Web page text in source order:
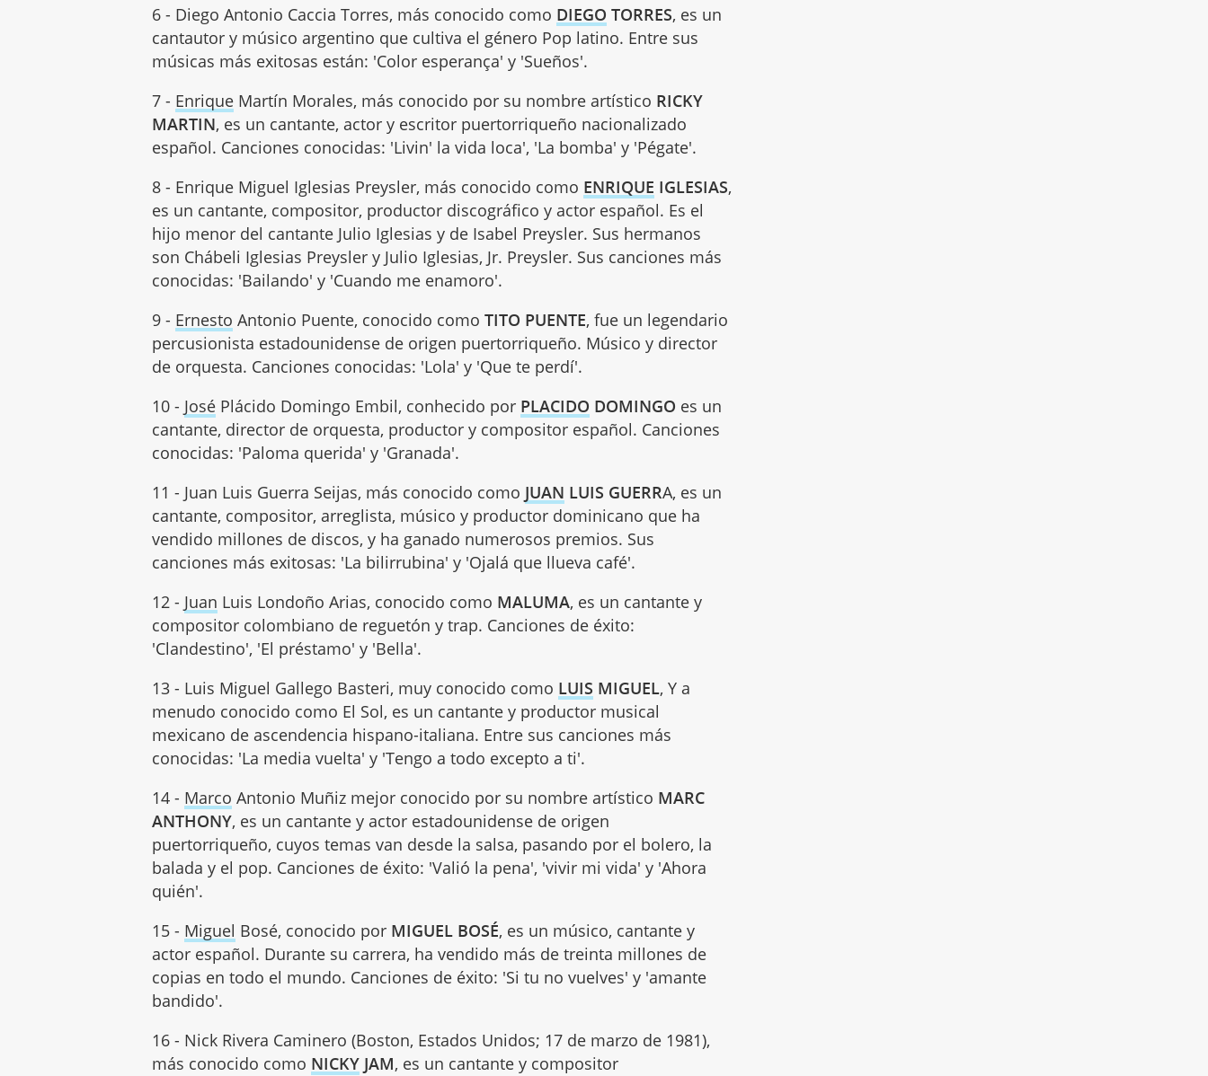
6 - Diego Antonio Caccia Torres, más conocido como DIEGO TORRES, es un
cantautor y músico argentino que cultiva el género Pop latino. Entre sus
músicas más exitosas están: 'Color esperança' y 'Sueños'.
7 - Enrique Martín Morales, más conocido por su nombre artístico RICKY
MARTIN, es un cantante, actor y escritor puertorriqueño nacionalizado
español. Canciones conocidas: 'Livin' la vida loca', 'La bomba' y 'Pégate'.
8 - Enrique Miguel Iglesias Preysler, más conocido como ENRIQUE IGLESIAS,
es un cantante, compositor, productor discográfico y actor español. Es el
hijo menor del cantante Julio Iglesias y de Isabel Preysler. Sus hermanos
son Chábeli Iglesias Preysler y Julio Iglesias, Jr. Preysler. Sus canciones más
conocidas: 'Bailando' y 'Cuando me enamoro'.
9 - Ernesto Antonio Puente, conocido comoTITO PUENTE, fue un legendario
percusionista estadounidense de origen puertorriqueño. Músico y director
de orquesta. Canciones conocidas: 'Lola' y 'Que te perdí'.
10 - José Plácido Domingo Embil, conhecido por PLACIDO DOMINGO es un
cantante, director de orquesta, productor y compositor español. Canciones
conocidas: 'Paloma querida' y 'Granada'.
11 - Juan Luis Guerra Seijas, más conocido como JUAN LUIS GUERRA, es un
cantante, compositor, arreglista, músico y productor dominicano que ha
vendido millones de discos, y ha ganado numerosos premios. Sus
canciones más exitosas: 'La bilirrubina' y 'Ojalá que llueva café'.
12 - Juan Luis Londoño Arias, conocido como MALUMA, es un cantante y
compositor colombiano de reguetón y trap. Canciones de éxito:
'Clandestino', 'El préstamo' y 'Bella'.
13 - Luis Miguel Gallego Basteri, muy conocido como LUIS MIGUEL, Y a
menudo conocido como El Sol, es un cantante y productor musical
mexicano de ascendencia hispano-italiana. Entre sus canciones más
conocidas: 'La media vuelta' y 'Tengo a todo excepto a ti'.
14 - Marco Antonio Muñiz mejor conocido por su nombre artístico MARC
ANTHONY, es un cantante y actor estadounidense de origen
puertorriqueño, cuyos temas van desde la salsa, pasando por el bolero, la
balada y el pop. Canciones de éxito: 'Valió la pena', 'vivir mi vida' y 'Ahora
quién'.
15 - Miguel Bosé, conocido por MIGUEL BOSÉ, es un músico, cantante y
actor español. Durante su carrera, ha vendido más de treinta millones de
copias en todo el mundo. Canciones de éxito: 'Si tu no vuelves' y 'amante
bandido'.
16 - Nick Rivera Caminero (Boston, Estados Unidos; 17 de marzo de 1981),
más conocido como NICKY JAM, es un cantante y compositor